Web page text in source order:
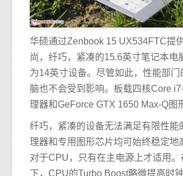
华硕通过Zenbook 15 UX534FTC提
尚，纤巧，紧凑的15.6英寸笔记本电
为14英寸设备。尽管如此，性能部门
脑也不会受到影响。板载四核Core
理器和GeForce GTX 1650 Max-Q图
纤巧，紧凑的设备无法满足有限性能
理器和专用图形芯片均可始终稳定地
对于CPU，只有在主电源上才适用
下，CPU的Turbo Boost略微提高时